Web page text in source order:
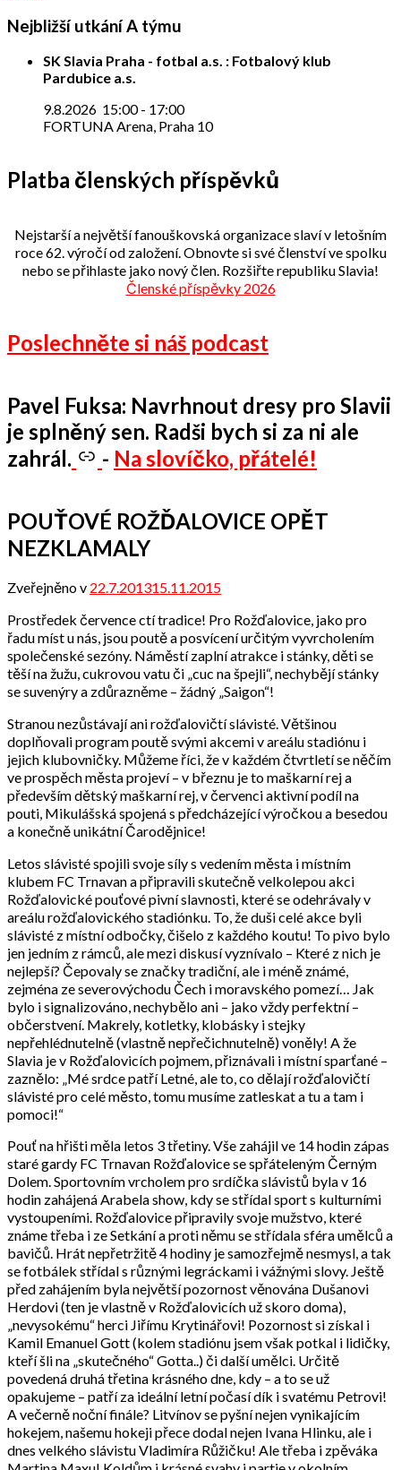
Nejbližší utkání A týmu
SK Slavia Praha - fotbal a.s. : Fotbalový klub
Pardubice a.s.
9.8.2026 15:00- 17:00
FORTUNA Arena, Praha 10
Platba členských příspěvků
Nejstarší a největší fanouškovská organizace slaví v letošním
roce 62. výročí od založení. Obnovte si své členství ve spolku
nebo se přihlaste jako nový člen. Rozšiřte republiku Slavia!
Členské příspěvky 2026
Poslechněte si náš podcast
Pavel Fuksa: Navrhnout dresy pro Slavii
je splněný sen. Radši bych si za ni ale
zahrál.
- Na slovíčko, přátelé!
POUŤOVÉ ROŽĎALOVICE OPĚT
NEZKLAMALY
Zveřejněno v 22.7.201315.11.2015
Prostředek července ctí tradice! Pro Rožďalovice, jako pro
řadu míst u nás, jsou poutě a posvícení určitým vyvrcholením
společenské sezóny. Náměstí zaplní atrakce i stánky, děti se
těší na žužu, cukrovou vatu či „cuc na špejli“, nechybějí stánky
se suvenýry a zdůrazněme – žádný „Saigon“!
Stranou nezůstávají ani rožďalovičtí slávisté. Většinou
doplňovali program poutě svými akcemi v areálu stadiónu i
jejich klubovničky. Můžeme říci, že v každém čtvrtletí se něčím
ve prospěch města projeví – v březnu je to maškarní rej a
především dětský maškarní rej, v červenci aktivní podíl na
pouti, Mikulášská spojená s předcházející výročkou a besedou
a konečně unikátní Čarodějnice!
Letos slávisté spojili svoje síly s vedením města i místním
klubem FC Trnavan a připravili skutečně velkolepou akci
Rožďalovické pouťové pivní slavnosti, které se odehrávaly v
areálu rožďalovického stadiónku. To, že duši celé akce byli
slávisté z místní odbočky, čišelo z každého koutu! To pivo bylo
jen jedním z rámců, ale mezi diskusí vyznívalo – Které z nich je
nejlepší? Čepovaly se značky tradiční, ale i méně známé,
zejména ze severovýchodu Čech i moravského pomezí… Jak
bylo i signalizováno, nechybělo ani – jako vždy perfektní –
občerstvení. Makrely, kotletky, klobásky i stejky
nepřehlédnutelně (vlastně nepřečichnutelně) voněly! A že
Slavia je v Rožďalovicích pojmem, přiznávali i místní sparťané –
zaznělo: „Mé srdce patří Letné, ale to, co dělají rožďalovičtí
slávisté pro celé město, tomu musíme zatleskat a tu a tam i
pomoci!“
Pouť na hřišti měla letos 3 třetiny. Vše zahájil ve 14 hodin zápas
staré gardy FC Trnavan Rožďalovice se spřáteleným Černým
Dolem. Sportovním vrcholem pro srdíčka slávistů byla v 16
hodin zahájená Arabela show, kdy se střídal sport s kulturními
vystoupeními. Rožďalovice připravily svoje mužstvo, které
známe třeba i ze Setkání a proti němu se střídala sféra umělců a
bavičů. Hrát nepřetržitě 4 hodiny je samozřejmě nesmysl, a tak
se fotbálek střídal s různými legráckami i vážnými slovy. Ještě
před zahájením byla největší pozornost věnována Dušanovi
Herdovi (ten je vlastně v Rožďalovicích už skoro doma),
„nevysokému“ herci Jiřímu Krytinářovi! Pozornost si získal i
Kamil Emanuel Gott (kolem stadiónu jsem však potkal i lidičky,
kteří šli na „skutečného“ Gotta..) či další umělci. Určitě
povedená druhá třetina krásného dne, kdy – a to se už
opakujeme – patří za ideální letní počasí dík i svatému Petrovi!
A večerně noční finále? Litvínov se pyšní nejen vynikajícím
hokejem, našemu hokeji přece dodal nejen Ivana Hlinku, ale i
dnes velkého slávistu Vladimíra Růžičku! Ale třeba i zpěváka